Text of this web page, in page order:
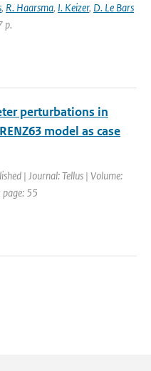
, R. Haarsma, I. Keizer, D. Le Bars
p.
perturbations in
model as case
| Journal: Tellus | Volume:
55